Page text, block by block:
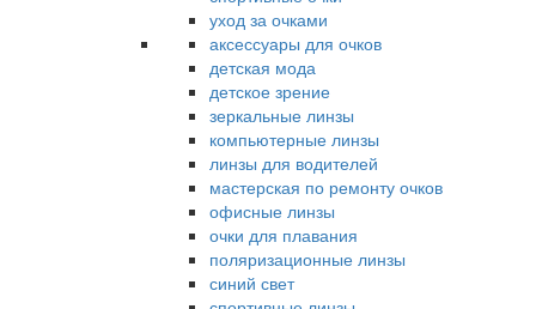
уход за очками
аксессуары для очков
детская мода
детское зрение
зеркальные линзы
компьютерные линзы
линзы для водителей
мастерская по ремонту очков
офисные линзы
очки для плавания
поляризационные линзы
синий свет